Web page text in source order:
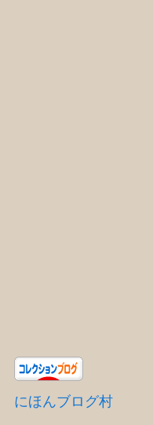
にほんブログ村